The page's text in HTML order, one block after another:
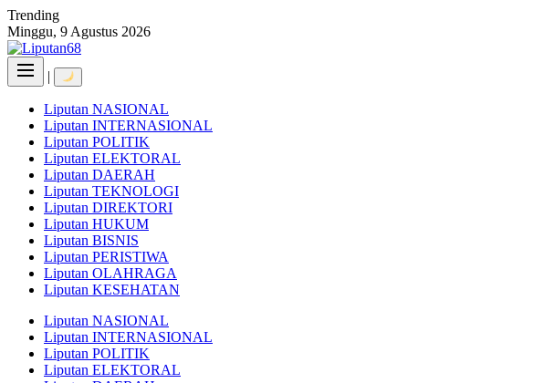
Skip
to
content
Trending
Minggu, 9 Agustus 2026
|
Liputan NASIONAL
Liputan INTERNASIONAL
Liputan POLITIK
Liputan ELEKTORAL
Liputan DAERAH
Liputan TEKNOLOGI
Liputan DIREKTORI
Liputan HUKUM
Liputan BISNIS
Liputan PERISTIWA
Liputan OLAHRAGA
Liputan KESEHATAN
Liputan NASIONAL
Liputan INTERNASIONAL
Liputan POLITIK
Liputan ELEKTORAL